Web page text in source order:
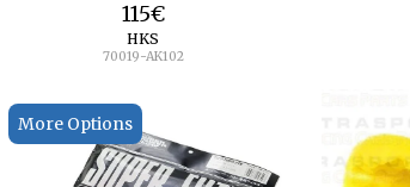
115€
HKS
70019-AK102
More Options